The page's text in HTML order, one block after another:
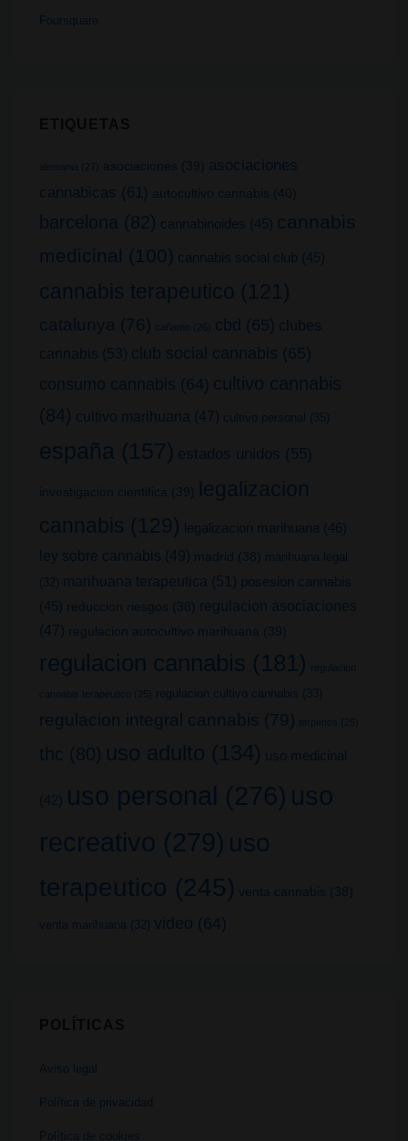
Foursquare
alemania (27) asociaciones (39)
asociaciones
cannabicas (61) autocultivo cannabis (40)
barcelona (82) cannabinoides (45) cannabis
medicinal (100) cannabis social club (45)
cannabis terapeutico (121)
catalunya (76) cañamo (26) cbd (65) clubes
cannabis (53) club social cannabis (65)
consumo cannabis (64) cultivo cannabis
(84) cultivo marihuana (47) cultivo personal (35)
españa (157) estados unidos (55)
investigacion cientifica (39)
legalizacion
cannabis (129) legalizacion marihuana (46)
ley sobre cannabis (49) madrid (38)
marihuana legal
(32)
marihuana terapeutica (51) posesion cannabis
(45) reduccion riesgos (38)
regulacion asociaciones
(47) regulacion autocultivo marihuana (39)
regulacion cannabis (181) regulacion
cannabis terapeutico (25) regulacion cultivo cannabis (33)
regulacion integral cannabis (79) terpenos (25)
thc (80) uso adulto (134) uso medicinal
(42) uso personal (276) uso
recreativo (279) uso
terapeutico (245) venta cannabis (38)
venta marihuana (32) video (64)
Aviso legal
Política de privacidad
Política de cookies